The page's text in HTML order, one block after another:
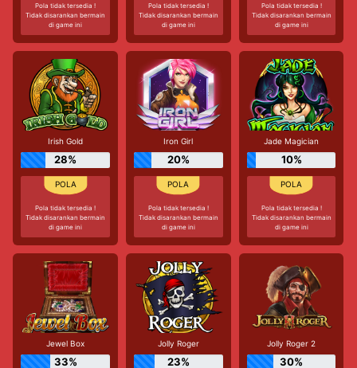
Pola tidak tersedia !
Tidak disarankan bermain
di game ini
Pola tidak tersedia !
Tidak disarankan bermain
di game ini
Pola tidak tersedia !
Tidak disarankan bermain
di game ini
Irish Gold
28%
Pola tidak tersedia !
Tidak disarankan bermain
di game ini
Iron Girl
20%
Pola tidak tersedia !
Tidak disarankan bermain
di game ini
Jade Magician
10%
Pola tidak tersedia !
Tidak disarankan bermain
di game ini
Jewel Box
33%
Jolly Roger
23%
Jolly Roger 2
30%